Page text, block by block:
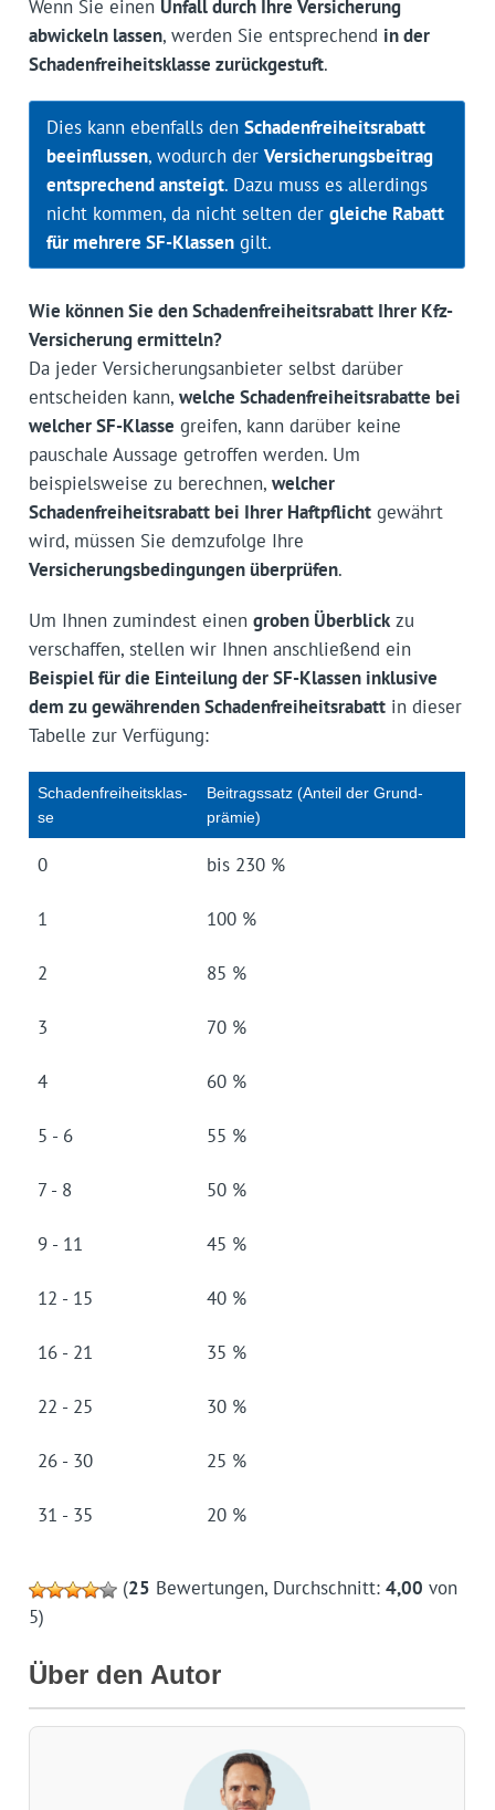
Wenn Sie einen Unfall durch Ihre Versicherung
abwickeln lassen, werden Sie entsprechend in der
Schadenfreiheitsklasse zurückgestuft.
Dies kann ebenfalls den Schadenfreiheitsrabatt
beeinflussen, wodurch der Versicherungsbeitrag
entsprechend ansteigt. Dazu muss es allerdings
nicht kommen, da nicht selten der gleiche Rabatt
für mehrere SF-Klassengilt.
Wie können Sie den Schadenfreiheitsrabatt Ihrer Kfz-
Versicherung ermitteln?
Da jeder Versicherungsanbieter selbst darüber
entscheiden kann, welche Schadenfreiheitsrabatte bei
welcher SF-Klasse greifen, kann darüber keine
pauschale Aussage getroffen werden. Um
beispielsweise zu berechnen, welcher
Schadenfreiheitsrabatt bei Ihrer Haftpflichtgewährt
wird, müssen Sie demzufolge Ihre
Versicherungsbedingungen überprüfen.
Um Ihnen zumindest einen groben Überblickzu
verschaffen, stellen wir Ihnen anschließend ein
Beispiel für die Einteilung der SF-Klassen inklusive
dem zu gewährenden Schadenfreiheitsrabattin dieser
Tabelle zur Verfügung:
Scha­den­frei­heits­klas­
se
Bei­trags­satz (An­teil der Grund­
prämie)
0 bis 230 %
1 100 %
2 85 %
3 70 %
4 60 %
5 - 6 55 %
7 - 8 50 %
9 - 11 45 %
12 - 15 40 %
16 - 21 35 %
22 - 25 30 %
26 - 30 25 %
31 - 35 20 %
(25 Bewertungen, Durchschnitt: 4,00 von
5)
Über den Autor